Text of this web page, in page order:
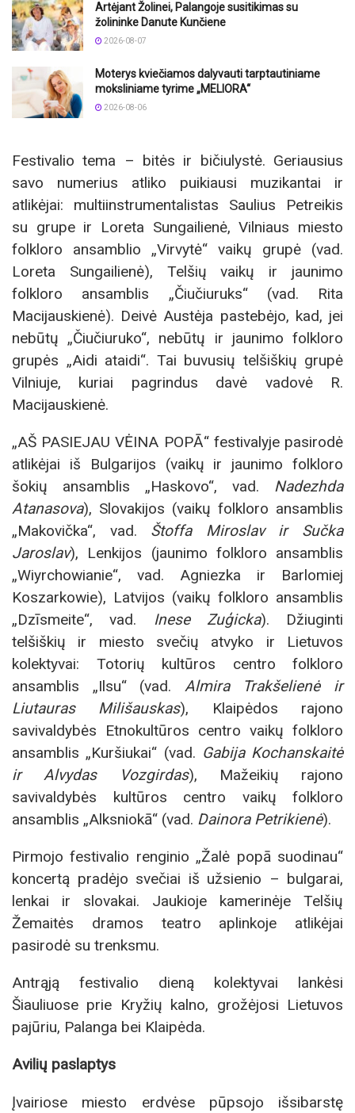
Artėjant Žolinei, Palangoje susitikimas su
žolininke Danute Kunčiene
2026-08-07
Moterys kviečiamos dalyvauti tarptautiniame
moksliniame tyrime „MELIORA“
2026-08-06
Festivalio tema – bitės ir bičiulystė. Geriausius
savo numerius atliko puikiausi muzikantai ir
atlikėjai: multiinstrumentalistas Saulius Petreikis
su grupe ir Loreta Sungailienė, Vilniaus miesto
folkloro ansamblio „Virvytė“ vaikų grupė (vad.
Loreta Sungailienė), Telšių vaikų ir jaunimo
folkloro ansamblis „Čiučiuruks“ (vad. Rita
Macijauskienė). Deivė Austėja pastebėjo, kad, jei
nebūtų „Čiučiuruko“, nebūtų ir jaunimo folkloro
grupės „Aidi ataidi“. Tai buvusių telšiškių grupė
Vilniuje, kuriai pagrindus davė vadovė R.
Macijauskienė.
„AŠ PASIEJAU VĖINA POPĀ“ festivalyje pasirodė
atlikėjai iš Bulgarijos (vaikų ir jaunimo folkloro
šokių ansamblis „Haskovo“, vad. Nadezhda
Atanasova), Slovakijos (vaikų folkloro ansamblis
„Makovička“, vad. Štoffa Miroslav ir Sučka
Jaroslav), Lenkijos (jaunimo folkloro ansamblis
„Wiyrchowianie“, vad. Agniezka ir Barlomiej
Koszarkowie), Latvijos (vaikų folkloro ansamblis
„Dzīsmeite“, vad. Inese Zuģicka). Džiuginti
telšiškių ir miesto svečių atvyko ir Lietuvos
kolektyvai: Totorių kultūros centro folkloro
ansamblis „Ilsu“ (vad. Almira Trakšelienė ir
Liutauras Milišauskas), Klaipėdos rajono
savivaldybės Etnokultūros centro vaikų folkloro
ansamblis „Kuršiukai“ (vad. Gabija Kochanskaitė
ir Alvydas Vozgirdas), Mažeikių rajono
savivaldybės kultūros centro vaikų folkloro
ansamblis „Alksniokā“ (vad. Dainora Petrikienė).
Pirmojo festivalio renginio „Žalė popā suodinau“
koncertą pradėjo svečiai iš užsienio – bulgarai,
lenkai ir slovakai. Jaukioje kamerinėje Telšių
Žemaitės dramos teatro aplinkoje atlikėjai
pasirodė su trenksmu.
Antrąją festivalio dieną kolektyvai lankėsi
Šiauliuose prie Kryžių kalno, grožėjosi Lietuvos
pajūriu, Palanga bei Klaipėda.
Avilių paslaptys
Įvairiose miesto erdvėse pūpsojo išsibarstę